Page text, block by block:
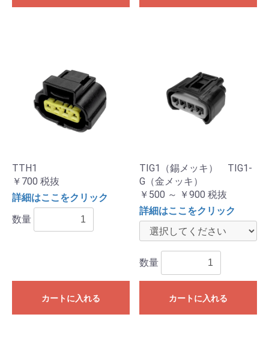
TTH1
￥700 税抜
詳細はここをクリック
数量
カートに入れる
TIG1（錫メッキ） TIG1-
G（金メッキ）
￥500 ～ ￥900 税抜
詳細はここをクリック
数量
カートに入れる